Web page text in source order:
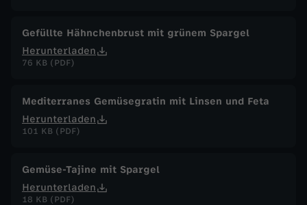
Gefüllte Hähnchenbrust mit grünem Spargel
Herunterladen
76 KB (PDF)
Mediterranes Gemüsegratin mit Linsen und Feta
Herunterladen
101 KB (PDF)
Gemüse-Tajine mit Spargel
Herunterladen
18 KB (PDF)